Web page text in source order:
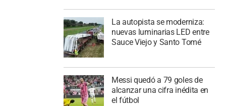
La autopista se moderniza:
nuevas luminarias LED entre
Sauce Viejo y Santo Tomé
Messi quedó a 79 goles de
alcanzar una cifra inédita en
el fútbol